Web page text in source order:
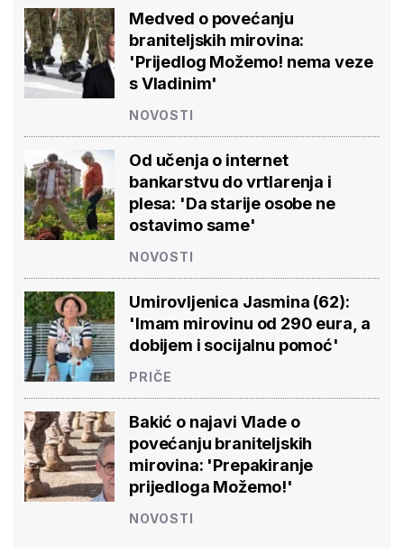
Medved o povećanju
braniteljskih mirovina:
'Prijedlog Možemo! nema veze
s Vladinim'
NOVOSTI
Od učenja o internet
bankarstvu do vrtlarenja i
plesa: 'Da starije osobe ne
ostavimo same'
NOVOSTI
Umirovljenica Jasmina (62):
'Imam mirovinu od 290 eura, a
dobijem i socijalnu pomoć'
PRIČE
Bakić o najavi Vlade o
povećanju braniteljskih
mirovina: 'Prepakiranje
prijedloga Možemo!'
NOVOSTI